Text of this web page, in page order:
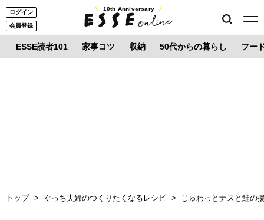
ログイン
会員登録
10th Anniversary
ESSE読者101 家事コツ 収納 50代からの暮らし フー
トップ ぐっち夫婦のつくりたくなるレシピ じゅわっとナスと鮭の